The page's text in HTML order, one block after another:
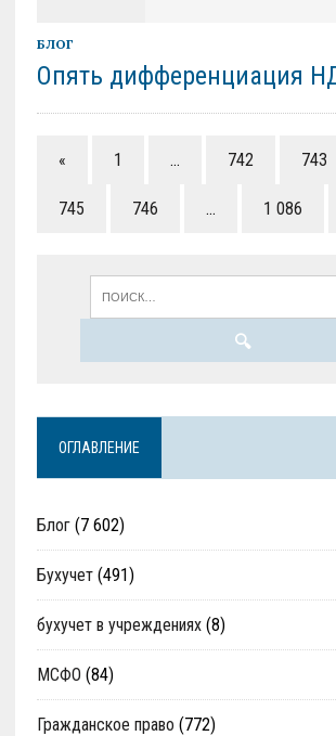
БЛОГ
Опять дифференциация
« 1 … 742 743
745 746 … 1 086
ОГЛАВЛЕНИЕ
Блог(7 602)
Бухучет(491)
бухучет в учреждениях(8)
МСФО (84)
Гражданское право (772)